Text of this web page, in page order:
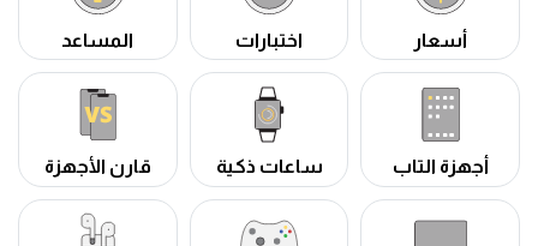
أسعار اختبارات المساعد
أجهزة التاب ساعات ذكية قارن الأجهزة